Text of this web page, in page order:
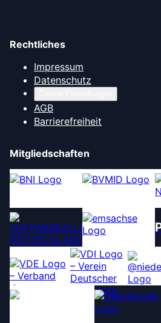
Rechtliches
Impressum
Datenschutz
AGB
Barrierefreiheit
Mitgliedschaften